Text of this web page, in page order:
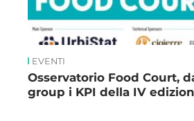
EVENTI
Osservatorio Food Court,
group i KPI della IV